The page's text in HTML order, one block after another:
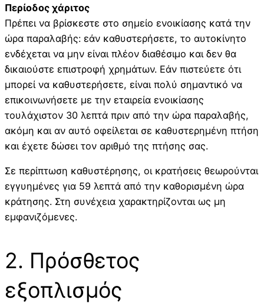
Περίοδος χάριτος
Πρέπει να βρίσκεστε στο σημείο ενοικίασης κατά την
ώρα παραλαβής: εάν καθυστερήσετε, το αυτοκίνητο
ενδέχεται να μην είναι πλέον διαθέσιμο και δεν θα
δικαιούστε επιστροφή χρημάτων. Εάν πιστεύετε ότι
μπορεί να καθυστερήσετε, είναι πολύ σημαντικό να
επικοινωνήσετε με την εταιρεία ενοικίασης
τουλάχιστον 30 λεπτά πριν από την ώρα παραλαβής,
ακόμη και αν αυτό οφείλεται σε καθυστερημένη πτήση
και έχετε δώσει τον αριθμό της πτήσης σας.
Σε περίπτωση καθυστέρησης, οι κρατήσεις θεωρούνται
εγγυημένες για 59 λεπτά από την καθορισμένη ώρα
κράτησης. Στη συνέχεια χαρακτηρίζονται ως μη
εμφανιζόμενες.
2. Πρόσθετος
εξοπλισμός